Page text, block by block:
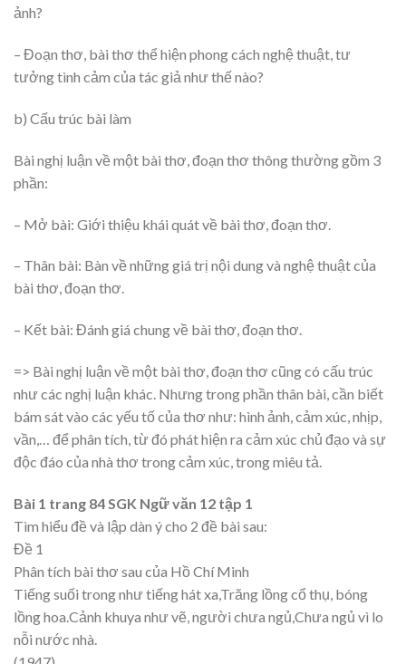
ảnh?
– Đoạn thơ, bài thơ thể hiện phong cách nghệ thuật, tư
tưởng tình cảm của tác giả như thế nào?
b) Cấu trúc bài làm
Bài nghị luận về một bài thơ, đoạn thơ thông thường gồm 3
phần:
– Mở bài: Giới thiệu khái quát về bài thơ, đoạn thơ.
– Thân bài: Bàn về những giá trị nội dung và nghệ thuật của
bài thơ, đoạn thơ.
– Kết bài: Đánh giá chung về bài thơ, đoạn thơ.
=> Bài nghị luận về một bài thơ, đoạn thơ cũng có cấu trúc
như các nghị luận khác. Nhưng trong phần thân bài, cần biết
bám sát vào các yếu tố của thơ như: hình ảnh, cảm xúc, nhịp,
vần,… để phân tích, từ đó phát hiện ra cảm xúc chủ đạo và sự
độc đáo của nhà thơ trong cảm xúc, trong miêu tả.
Bài 1 trang 84 SGK Ngữ văn 12 tập 1
Tìm hiểu đề và lập dàn ý cho 2 đề bài sau:
Đề 1
Phân tích bài thơ sau của Hồ Chí Minh
Tiếng suối trong như tiếng hát xa,Trăng lồng cổ thụ, bóng
lồng hoa.Cảnh khuya như vẽ, người chưa ngủ,Chưa ngủ vì lo
nỗi nước nhà.